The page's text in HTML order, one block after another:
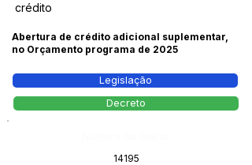
crédito
Abertura de crédito adicional suplementar,
no Orçamento programa de 2025
Legislação
Decreto
14195